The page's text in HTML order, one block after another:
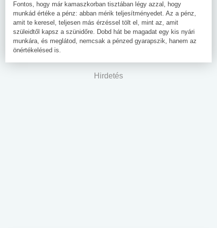
Fontos, hogy már kamaszkorban tisztában légy azzal, hogy
munkád értéke a pénz: abban mérik teljesítményedet. Az a pénz,
amit te keresel, teljesen más érzéssel tölt el, mint az, amit
szüleidtől kapsz a szünidőre. Dobd hát be magadat egy kis nyári
munkára, és meglátod, nemcsak a pénzed gyarapszik, hanem az
önértékelésed is.
Hirdetés